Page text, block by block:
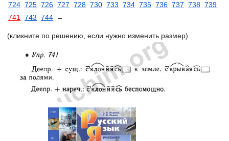
724 725 726 727 728 730 733 734 735 736 737 738 739
741
743 744 →
(кликните по решению, если нужно изменить размер)